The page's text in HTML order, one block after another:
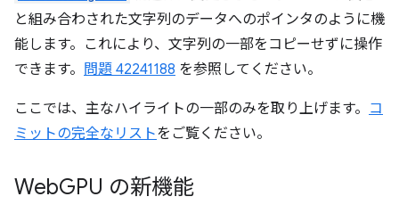
と組み合わされた文字列のデータへのポインタのように機
能します。これにより、文字列の一部をコピーせずに操作
できます。 問題 42241188 を参照してください。
ここでは、主なハイライトの一部のみを取り上げます。 コ
ミットの完全なリストをご覧ください。
WebGPU の新機能